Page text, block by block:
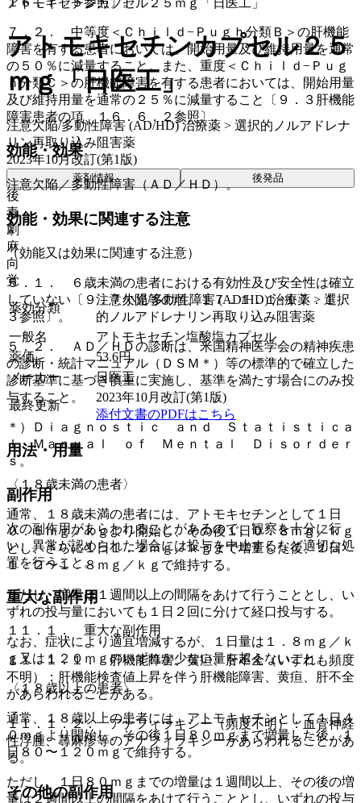
７．２． 中等度＜Ｃｈｉｌｄ−Ｐｕｇｈ分類Ｂ＞の肝機能
障害を有する患者においては、開始用量及び維持用量を通常
の５０％に減量すること。また、重度＜Ｃｈｉｌｄ−Ｐｕｇ
ｈ分類Ｃ＞の肝機能障害を有する患者においては、開始用量
及び維持用量を通常の２５％に減量すること〔９．３肝機能
障害患者の項、１６．６．２参照〕。
効能・効果
注意欠陥／多動性障害（ＡＤ／ＨＤ）。
効能・効果に関連する注意
（効能又は効果に関連する注意）
５．１． ６歳未満の患者における有効性及び安全性は確立
していない〔９．７小児等の項、１７．１．１−１７．１．
３参照〕。
５．２． ＡＤ／ＨＤの診断は、米国精神医学会の精神疾患
の診断・統計マニュアル（ＤＳＭ＊）等の標準的で確立した
診断基準に基づき慎重に実施し、基準を満たす場合にのみ投
与すること。
＊）Ｄｉａｇｎｏｓｔｉｃ ａｎｄ Ｓｔａｔｉｓｔｉｃａ
ｌ Ｍａｎｕａｌ ｏｆ Ｍｅｎｔａｌ Ｄｉｓｏｒｄｅｒ
ｓ。
副作用
次の副作用があらわれることがあるので、観察を十分に行
い、異常が認められた場合には投与を中止するなど適切な処
置を行うこと。
重大な副作用
１１．１． 重大な副作用
１１．１．１． 肝機能障害、黄疸、肝不全（いずれも頻度
不明）：肝機能検査値上昇を伴う肝機能障害、黄疸、肝不全
があらわれることがある。
１１．１．２． アナフィラキシー（頻度不明）：血管神経
性浮腫、蕁麻疹等のアナフィラキシーがあらわれることがあ
る。
その他の副作用
アトモキセチンカプセル２５
ｍｇ「日医工」
注意欠陥/多動性障害 (AD/HD) 治療薬 > 選択的ノルアドレナ
リン再取り込み阻害薬
2023年10月改訂(第1版)
薬剤情報 後発品
後
毒
劇
麻
向
覚
薬効分類
注意欠陥/多動性障害 (AD/HD) 治療薬 > 選択
的ノルアドレナリン再取り込み阻害薬
一般名
アトモキセチン塩酸塩カプセル
薬価
53.6円
メーカー
日医工
最終更新
2023年10月改訂(第1版)
添付文書のPDFはこちら
用法・用量
〈１８歳未満の患者〉
通常、１８歳未満の患者には、アトモキセチンとして１日
０．５ｍｇ／ｋｇより開始し、その後１日０．８ｍｇ／ｋｇ
とし、さらに１日１．２ｍｇ／ｋｇまで増量した後、１日
１．２〜１．８ｍｇ／ｋｇで維持する。
ただし、増量は１週間以上の間隔をあけて行うこととし、い
ずれの投与量においても１日２回に分けて経口投与する。
なお、症状により適宜増減するが、１日量は１．８ｍｇ／ｋ
ｇ又は１２０ｍｇのいずれか少ない量を超えないこと。
〈１８歳以上の患者〉
通常、１８歳以上の患者には、アトモキセチンとして１日４
０ｍｇより開始し、その後１日８０ｍｇまで増量した後、１
日８０〜１２０ｍｇで維持する。
ただし、１日８０ｍｇまでの増量は１週間以上、その後の増
量は２週間以上の間隔をあけて行うこととし、いずれの投与